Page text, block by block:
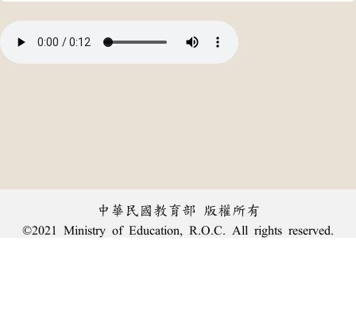
中華民國教育部 版權所有
©2021 Ministry of Education, R.O.C. All rights reserved.